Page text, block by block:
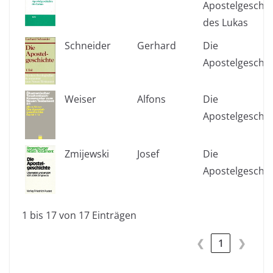
des Lukas
Schneider
Gerhard
Die
Weiser Alfons
Die
Zmijewski Josef
Die
1 bis 17 von 17 Einträgen
❮ 1 ❯